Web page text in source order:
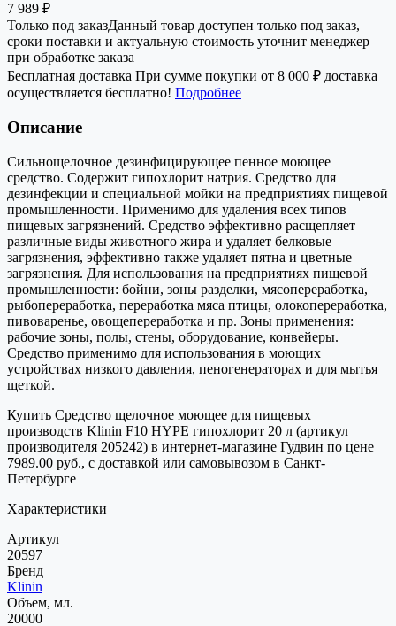
7 989 ₽
Только под заказДанный товар доступен только под заказ,
сроки поставки и актуальную стоимость уточнит менеджер
при обработке заказа
Бесплатная доставка При сумме покупки от 8 000 ₽ доставка
осуществляется бесплатно! Подробнее
Описание
Сильнощелочное дезинфицирующее пенное моющее
средство. Содержит гипохлорит натрия. Средство для
дезинфекции и специальной мойки на предприятиях пищевой
промышленности. Применимо для удаления всех типов
пищевых загрязнений. Средство эффективно расщепляет
различные виды животного жира и удаляет белковые
загрязнения, эффективно также удаляет пятна и цветные
загрязнения. Для использования на предприятиях пищевой
промышленности: бойни, зоны разделки, мясопереработка,
рыбопереработка, переработка мяса птицы, олокопереработка,
пивоваренье, овощепереработка и пр. Зоны применения:
рабочие зоны, полы, стены, оборудование, конвейеры.
Средство применимо для использования в моющих
устройствах низкого давления, пеногенераторах и для мытья
щеткой.
Купить Средство щелочное моющее для пищевых
производств Klinin F10 HYPE гипохлорит 20 л (артикул
производителя 205242) в интернет-магазине Гудвин по цене
7989.00 руб., с доставкой или самовывозом в Санкт-
Петербурге
Характеристики
Артикул
20597
Бренд
Klinin
Объем, мл.
20000